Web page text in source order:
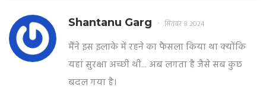
Shantanu Garg सितंबर 8 2024
मैंने इस इलाके में रहने का फैसला किया था क्योंकि
यहां सुरक्षा अच्छी थी... अब लगता है जैसे सब कुछ
बदल गया है।